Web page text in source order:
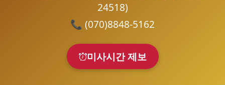
24518)
📞 (070)8848-5162
미사시간 제보